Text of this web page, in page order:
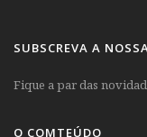
SUBSCREVA A
Fique a par das
O COMTEÚDO